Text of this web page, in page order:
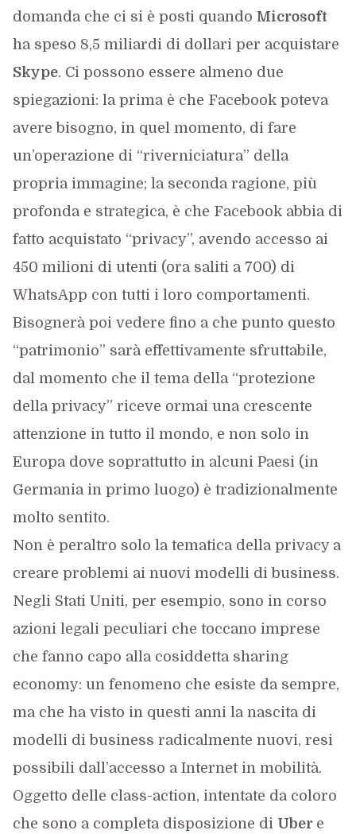
domanda che ci si è posti quando Microsoft
ha speso 8,5 miliardi di dollari per acquistare
Skype. Ci possono essere almeno due
spiegazioni: la prima è che Facebook poteva
avere bisogno, in quel momento, di fare
un’operazione di “riverniciatura” della
propria immagine; la seconda ragione, più
profonda e strategica, è che Facebook abbia di
fatto acquistato “privacy”, avendo accesso ai
450 milioni di utenti (ora saliti a 700) di
WhatsApp con tutti i loro comportamenti.
Bisognerà poi vedere fino a che punto questo
“patrimonio” sarà effettivamente sfruttabile,
dal momento che il tema della “protezione
della privacy” riceve ormai una crescente
attenzione in tutto il mondo, e non solo in
Europa dove soprattutto in alcuni Paesi (in
Germania in primo luogo) è tradizionalmente
molto sentito.
Non è peraltro solo la tematica della privacy a
creare problemi ai nuovi modelli di business.
Negli Stati Uniti, per esempio, sono in corso
azioni legali peculiari che toccano imprese
che fanno capo alla cosiddetta sharing
economy: un fenomeno che esiste da sempre,
ma che ha visto in questi anni la nascita di
modelli di business radicalmente nuovi, resi
possibili dall’accesso a Internet in mobilità.
Oggetto delle class-action, intentate da coloro
che sono a completa disposizione di Uber e